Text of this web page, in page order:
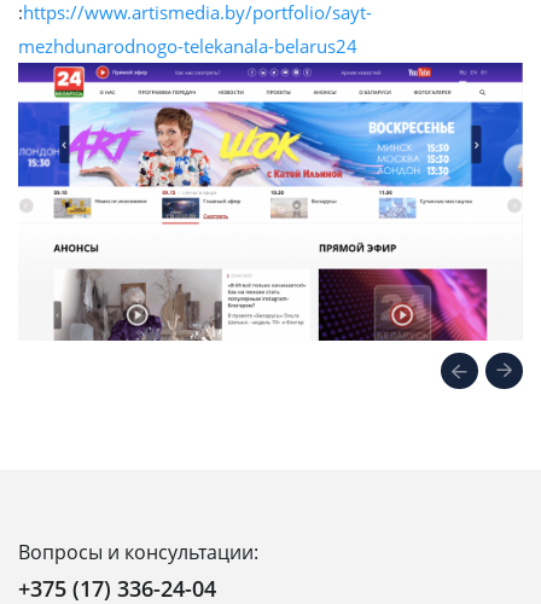
:https://www.artismedia.by/portfolio/sayt-
mezhdunarodnogo-telekanala-belarus24
Вопросы и консультации:
+375 (17) 336-24-04